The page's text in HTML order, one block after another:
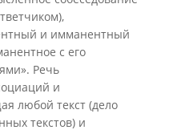
и имманентный
с его
Речь
и
любой текст (дело
текстов) и